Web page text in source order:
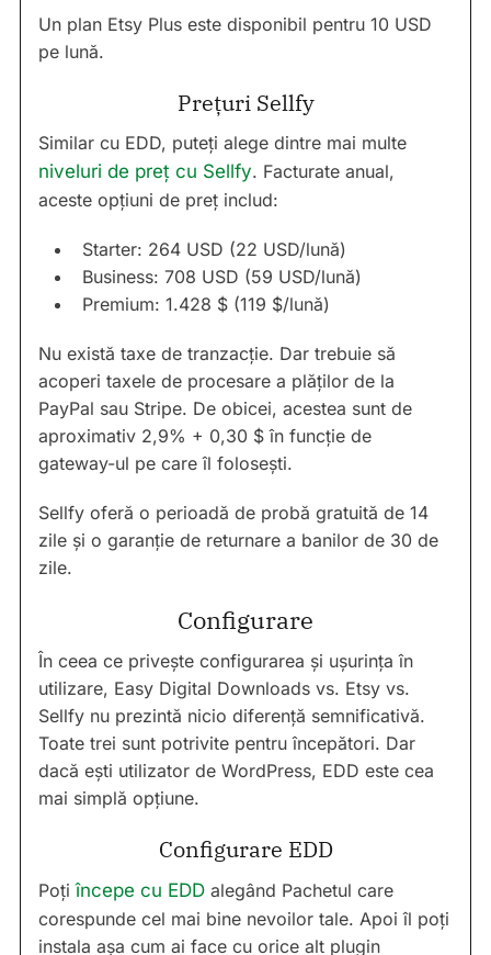
Un plan Etsy Plus este disponibil pentru 10 USD
pe lună.
Prețuri Sellfy
Similar cu EDD, puteți alege dintre mai multe
niveluri de preț cu Sellfy. Facturate anual,
aceste opțiuni de preț includ:
Starter: 264 USD (22 USD/lună)
Business: 708 USD (59 USD/lună)
Premium: 1.428 $ (119 $/lună)
Nu există taxe de tranzacție. Dar trebuie să
acoperi taxele de procesare a plăților de la
PayPal sau Stripe. De obicei, acestea sunt de
aproximativ 2,9% + 0,30 $ în funcție de
gateway-ul pe care îl folosești.
Sellfy oferă o perioadă de probă gratuită de 14
zile și o garanție de returnare a banilor de 30 de
zile.
Configurare
În ceea ce privește configurarea și ușurința în
utilizare, Easy Digital Downloads vs. Etsy vs.
Sellfy nu prezintă nicio diferență semnificativă.
Toate trei sunt potrivite pentru începători. Dar
dacă ești utilizator de WordPress, EDD este cea
mai simplă opțiune.
Configurare EDD
Poțiîncepe cu EDD alegând Pachetul care
corespunde cel mai bine nevoilor tale. Apoi îl poți
instala așa cum ai face cu orice alt plugin